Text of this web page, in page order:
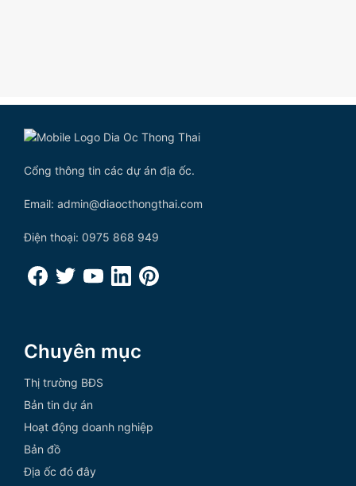
Cổng thông tin các dự án địa ốc.
Email: admin@diaocthongthai.com
Điện thoại: 0975 868 949
Chuyên mục
Thị trường BĐS
Bản tin dự án
Hoạt động doanh nghiệp
Bản đồ
Địa ốc đó đây